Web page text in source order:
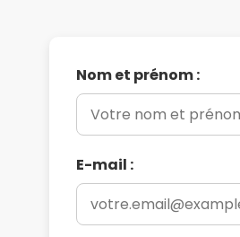
Nom et prénom :
E-mail :